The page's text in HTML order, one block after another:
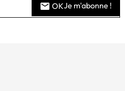
OKJe m'abonne !